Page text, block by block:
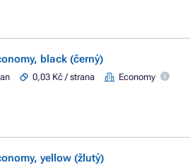
black (černý)
0,03 Kč / strana Economy
yellow (žlutý)